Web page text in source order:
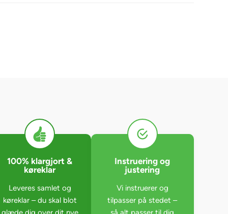
100% klargjort &
køreklar
Leveres samlet og
køreklar – du skal blot
Instruering og
justering
Vi instruerer og
tilpasser på stedet –